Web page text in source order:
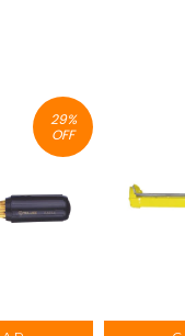
29%
OFF